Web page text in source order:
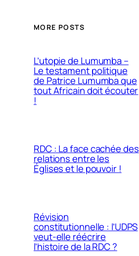
MORE POSTS
L’utopie de Lumumba –
Le testament politique
de Patrice Lumumba que
tout Africain doit écouter
!
RDC : La face cachée des
relations entre les
Églises et le pouvoir !
Révision
constitutionnelle : l’UDPS
veut-elle réécrire
l’histoire de la RDC ?